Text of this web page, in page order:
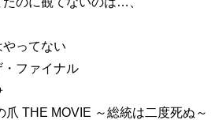
やってない
・ファイナル
爪 THE MOVIE ～総統は二度死ぬ～